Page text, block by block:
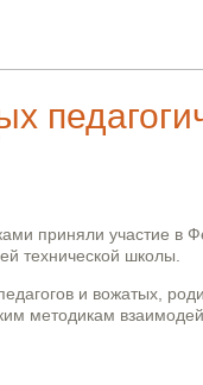
приняли участие в
технической школы.
и вожатых,
методикам